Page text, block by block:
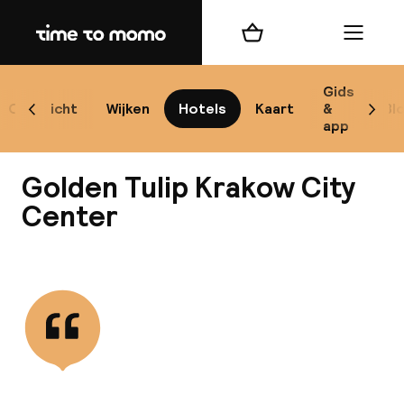
Home
Overzicht Wijken Hotels Kaart
Gids
&
app
Scroll naar links
Winkelmand Menu
Golden Tulip Krakow City
Center